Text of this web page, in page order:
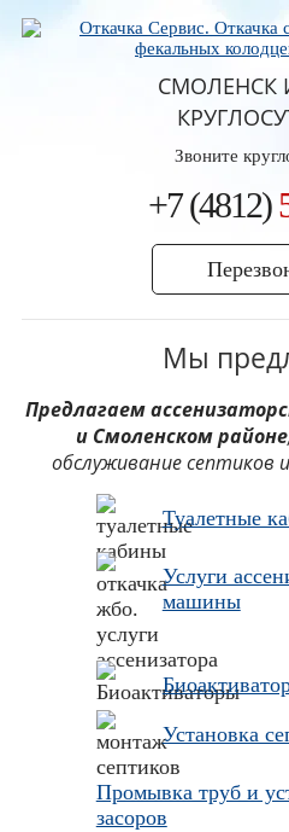
СМОЛЕНСК
Звоните
+7 (4812)
Мы
Предлагаем
и Смоленском районе
обслуживание септиков
Туалетные
Услуги
машины
Установка
Промывка труб и
засоров